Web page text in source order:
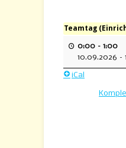
Teamtag
0:00 – 1:00
10.09.2026 –
iCal